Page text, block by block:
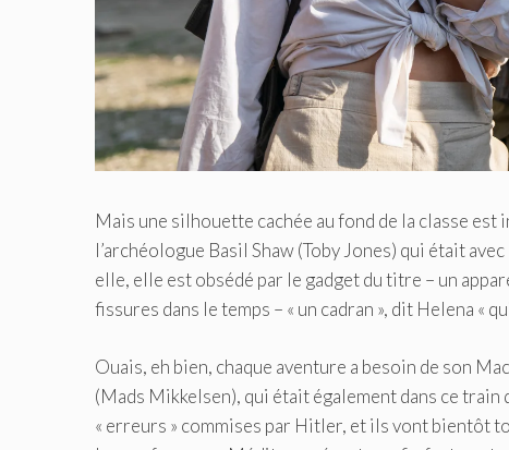
Mais une silhouette cachée au fond de la classe
l’archéologue Basil Shaw (Toby Jones) qui était
elle, elle est obsédé par le gadget du titre – un
fissures dans le temps – « un cadran », dit Helena «
Ouais, eh bien, chaque aventure a besoin de son
(Mads Mikkelsen), qui était également dans ce
« erreurs » commises par Hitler, et ils vont bientôt